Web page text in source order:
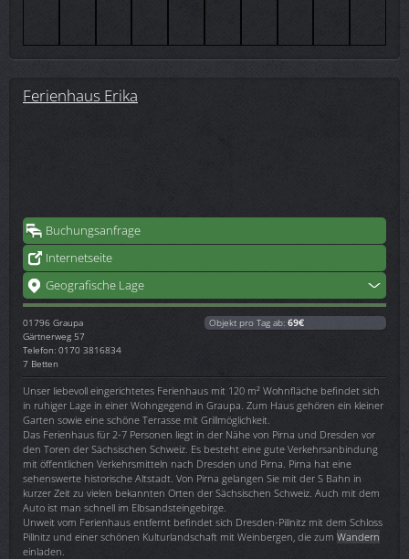
Ferienhaus Erika
Buchungsanfrage
Internetseite
Geografische Lage
01796 Graupa
Gärtnerweg 57
Telefon: 0170 3816834
7 Betten
Objekt pro Tag ab: 69€
Unser liebevoll eingerichtetes Ferienhaus mit 120 m² Wohnfläche befindet sich
in ruhiger Lage in einer Wohngegend in Graupa. Zum Haus gehören ein kleiner
Garten sowie eine schöne Terrasse mit Grillmöglichkeit.
Das Ferienhaus für 2-7 Personen liegt in der Nähe von Pirna und Dresden vor
den Toren der Sächsischen Schweiz. Es besteht eine gute Verkehrsanbindung
mit öffentlichen Verkehrsmitteln nach Dresden und Pirna. Pirna hat eine
sehenswerte historische Altstadt. Von Pirna gelangen Sie mit der S Bahn in
kurzer Zeit zu vielen bekannten Orten der Sächsischen Schweiz. Auch mit dem
Auto ist man schnell im Elbsandsteingebirge.
Unweit vom Ferienhaus entfernt befindet sich Dresden-Pillnitz mit dem Schloss
Pillnitz und einer schönen Kulturlandschaft mit Weinbergen, die zum Wandern
einladen.